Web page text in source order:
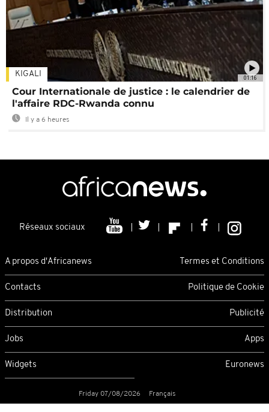
01:16
KIGALI
Cour Internationale de justice : le calendrier de
l'affaire RDC-Rwanda connu
Il y a 6 heures
Réseaux sociaux
A propos d'Africanews Termes et Conditions
Contacts Politique de Cookie
Distribution Publicité
Jobs Apps
Widgets Euronews
Friday 07/08/2026